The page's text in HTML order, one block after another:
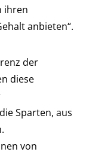
ihren
anbieten“.
der
diese
Sparten, aus
von